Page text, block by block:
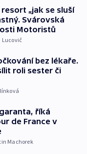
„jak se sluší
Svárovská
Motoristů
Lucovič
bez lékaře.
roli sester či
říká
de France v
Machorek